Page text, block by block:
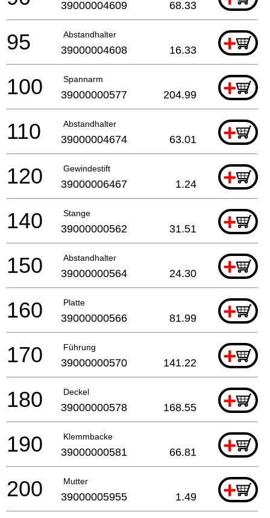
39000004609 68.33
Abstandhalter +
95 39000004608 16.33
Spannarm +
100 39000000577 204.99
Abstandhalter +
110 39000004674 63.01
Gewindestift +
120 39000006467 1.24
Stange +
140 39000000562 31.51
Abstandhalter +
150 39000000564 24.30
Platte +
160 39000000566 81.99
Führung +
170 39000000570 141.22
Deckel +
180 39000000578 168.55
Klemmbacke +
190 39000000581 66.81
Mutter +
200 39000005955 1.49